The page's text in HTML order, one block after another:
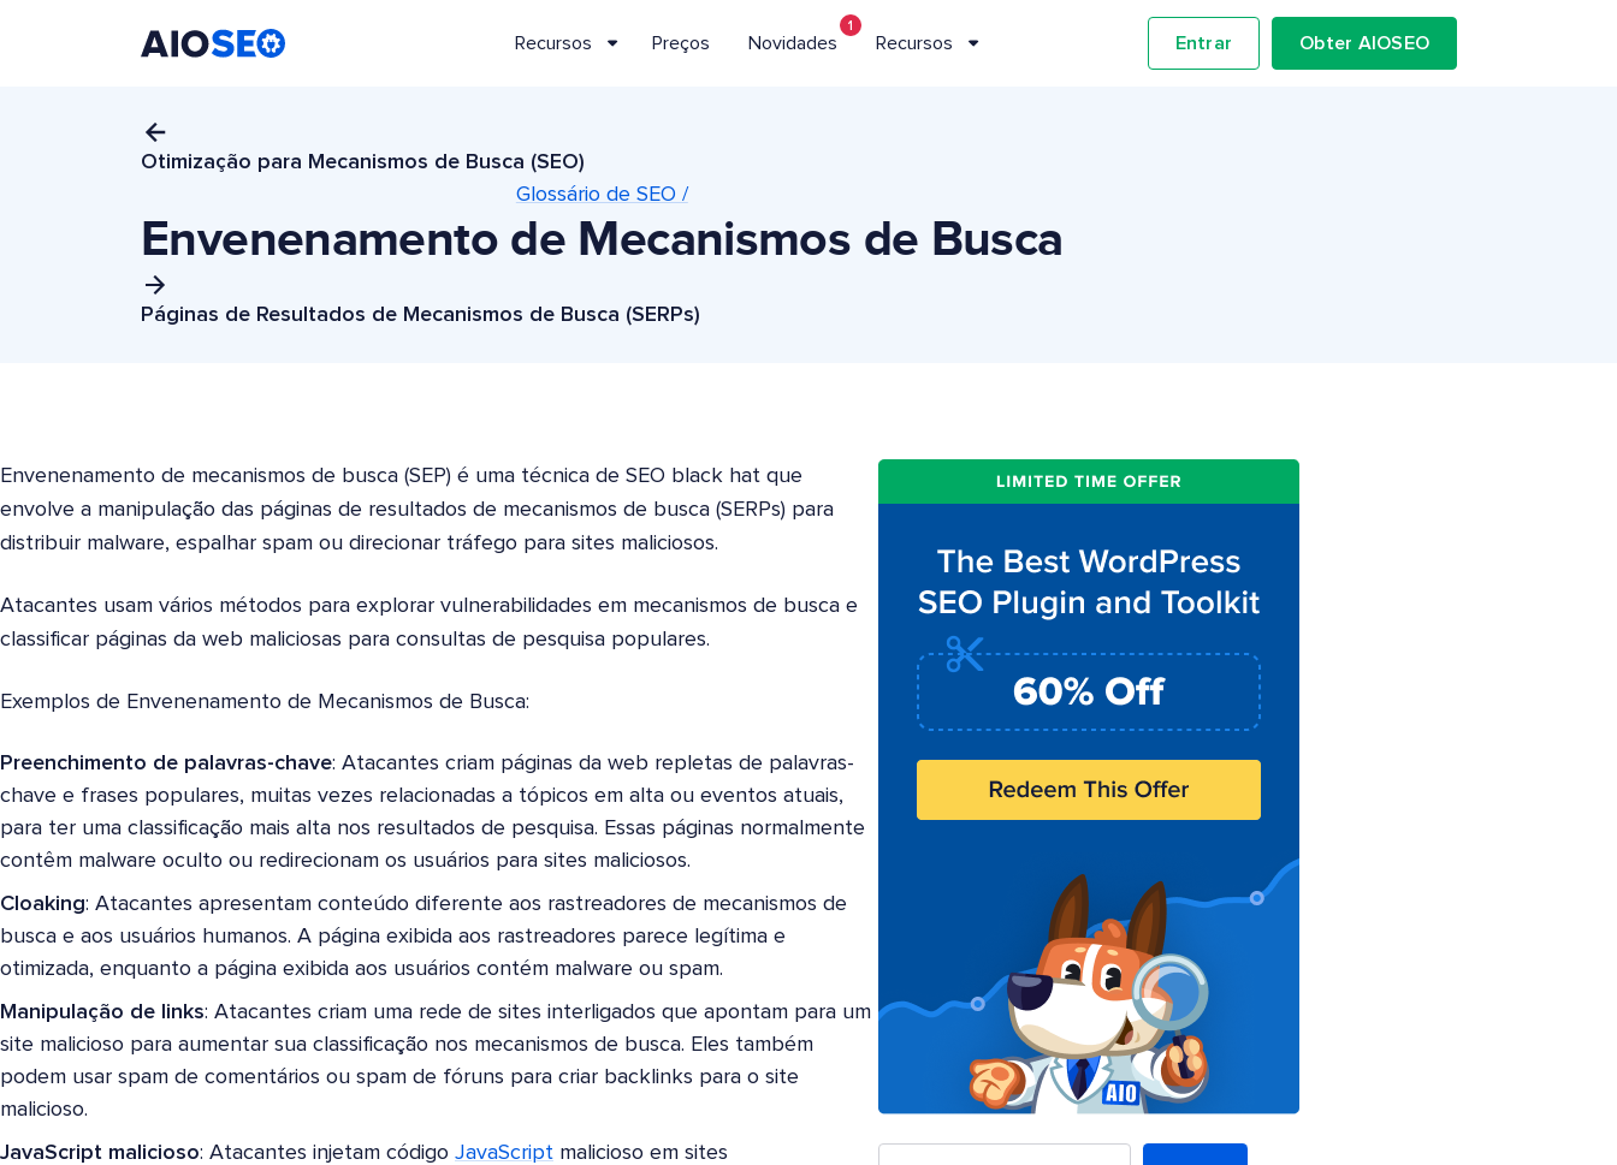
Recursos Preços Novidades
1
Recursos Entrar Obter AIOSEO
Otimização para Mecanismos de Busca (SEO)
Glossário de SEO /
Envenenamento de Mecanismos de Busca
Páginas de Resultados de Mecanismos de Busca (SERPs)
Envenenamento de mecanismos de busca (SEP) é uma técnica de SEO black hat que
envolve a manipulação das páginas de resultados de mecanismos de busca (SERPs) para
distribuir malware, espalhar spam ou direcionar tráfego para sites maliciosos.
Atacantes usam vários métodos para explorar vulnerabilidades em mecanismos de busca e
classificar páginas da web maliciosas para consultas de pesquisa populares.
Exemplos de Envenenamento de Mecanismos de Busca:
Preenchimento de palavras-chave: Atacantes criam páginas da web repletas de palavras-
chave e frases populares, muitas vezes relacionadas a tópicos em alta ou eventos atuais,
para ter uma classificação mais alta nos resultados de pesquisa. Essas páginas normalmente
contêm malware oculto ou redirecionam os usuários para sites maliciosos.
Cloaking: Atacantes apresentam conteúdo diferente aos rastreadores de mecanismos de
busca e aos usuários humanos. A página exibida aos rastreadores parece legítima e
otimizada, enquanto a página exibida aos usuários contém malware ou spam.
Manipulação de links: Atacantes criam uma rede de sites interligados que apontam para um
site malicioso para aumentar sua classificação nos mecanismos de busca. Eles também
podem usar spam de comentários ou spam de fóruns para criar backlinks para o site
malicioso.
JavaScript malicioso: Atacantes injetam código JavaScript malicioso em sites